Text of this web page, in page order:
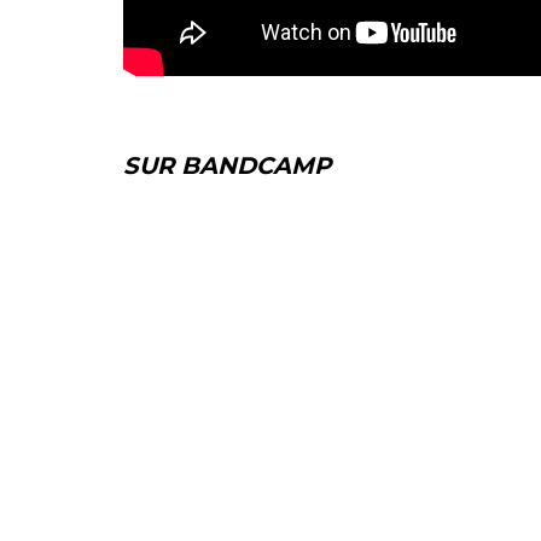
SUR BANDCAMP